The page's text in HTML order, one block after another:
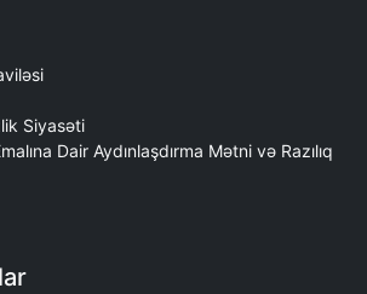
Siyasəti
Dair Aydınlaşdırma Mətni və Razılıq